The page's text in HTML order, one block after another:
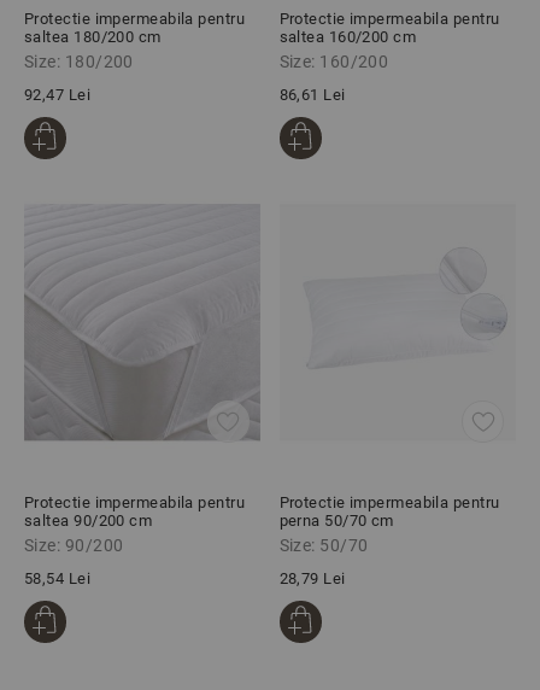
Protectie impermeabila pentru
saltea 180/200 cm
Size: 180/200
92,47 Lei
Protectie impermeabila pentru
saltea 160/200 cm
Size: 160/200
86,61 Lei
Protectie impermeabila pentru
saltea 90/200 cm
Size: 90/200
58,54 Lei
Protectie impermeabila pentru
perna 50/70 cm
Size: 50/70
28,79 Lei